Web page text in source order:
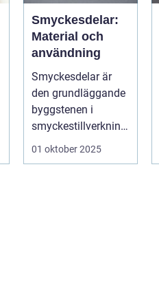
Smyckesdelar:
Material och
användning
Smyckesdelar är
den grundläggande
byggstenen i
smyckestillverkning.
De ger utrymme fö...
01 oktober 2025